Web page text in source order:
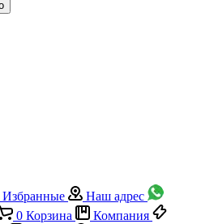
Избранные
Наш адрес
0 Корзина
Компания